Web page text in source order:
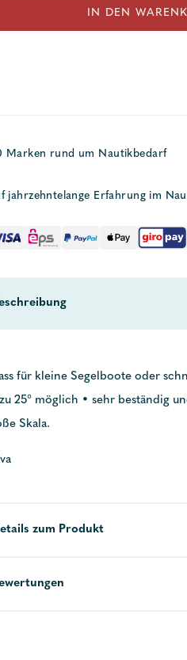
IN DEN
Marken rund um Nautikbedarf
jahrzehntelange Erfahrung im
für kleine Segelboote oder
25° möglich • sehr beständig
Skala.
zum Produkt